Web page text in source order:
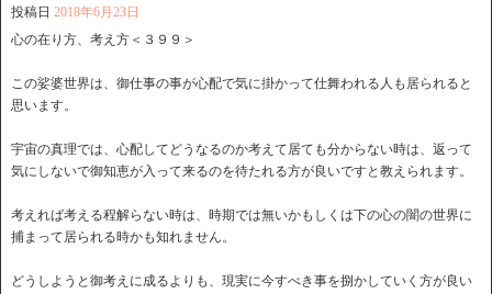
投稿日 2018年6月23日
心の在り方、考え方＜３９９＞
この娑婆世界は、御仕事の事が心配で気に掛かって仕舞われる人も居られると
思います。
宇宙の真理では、心配してどうなるのか考えて居ても分からない時は、返って
気にしないで御知恵が入って来るのを待たれる方が良いですと教えられます。
考えれば考える程解らない時は、時期では無いかもしくは下の心の闇の世界に
捕まって居られる時かも知れません。
どうしようと御考えに成るよりも、現実に今すべき事を捌かしていく方が良い